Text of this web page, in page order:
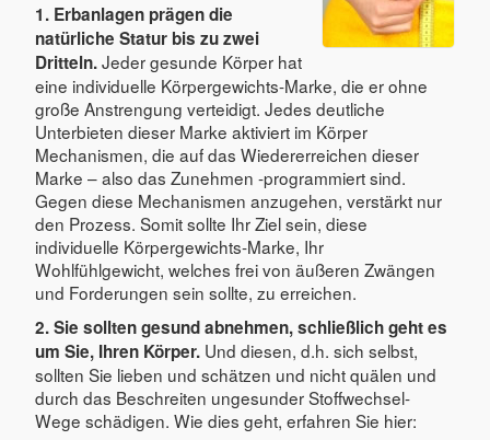
1. Erbanlagen prägen die
natürliche Statur bis zu zwei
Dritteln.Jeder gesunde Körper hat
eine individuelle Körpergewichts-Marke, die er ohne
große Anstrengung verteidigt. Jedes deutliche
Unterbieten dieser Marke aktiviert im Körper
Mechanismen, die auf das Wiedererreichen dieser
Marke – also das Zunehmen -programmiert sind.
Gegen diese Mechanismen anzugehen, verstärkt nur
den Prozess. Somit sollte Ihr Ziel sein, diese
individuelle Körpergewichts-Marke, Ihr
Wohlfühlgewicht, welches frei von äußeren Zwängen
und Forderungen sein sollte, zu erreichen.
2. Sie sollten gesund abnehmen, schließlich geht es
um Sie, Ihren Körper. Und diesen, d.h. sich selbst,
sollten Sie lieben und schätzen und nicht quälen und
durch das Beschreiten ungesunder Stoffwechsel-
Wege schädigen. Wie dies geht, erfahren Sie hier: